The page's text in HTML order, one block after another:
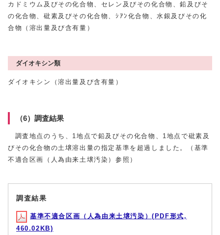
カドミウム及びその化合物、セレン及びその化合物、鉛及びそ
の化合物、砒素及びその化合物、ｼｱﾝ化合物、水銀及びその化
合物（溶出量及び含有量）
ダイオキシン類
ダイオキシン（溶出量及び含有量）
（6）調査結果
調査地点のうち、1地点で鉛及びその化合物、1地点で砒素及
びその化合物の土壌溶出量の指定基準を超過しました。（基準
不適合区画（人為由来土壌汚染）参照）
調査結果
基準不適合区画（人為由来土壌汚染）(PDF形式,
460.02KB)